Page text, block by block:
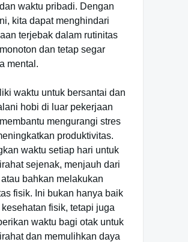
waktu pribadi. Dengan
kita dapat menghindari
terjebak dalam rutinitas
dan tetap segar
mental.
waktu untuk bersantai dan
hobi di luar pekerjaan
mengurangi stres
produktivitas.
waktu setiap hari untuk
sejenak, menjauh dari
atau bahkan melakukan
fisik. Ini bukan hanya baik
kesehatan fisik, tetapi juga
waktu bagi otak untuk
dan memulihkan daya